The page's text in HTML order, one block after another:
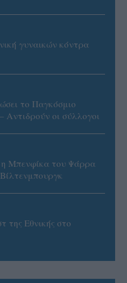
γυναικών κόντρα
το Παγκόσμιο
οι σύλλογοι
η Μπενφίκα του Ψάρρα
της Εθνικής στο